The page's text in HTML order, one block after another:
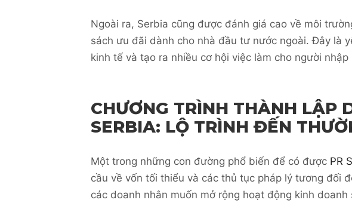
Ngoài ra, Serbia cũng được đánh giá cao về môi
sách ưu đãi dành cho nhà đầu tư nước ngoài. Đây là
kinh tế và tạo ra nhiều cơ hội việc làm cho người nhập
CHƯƠNG TRÌNH THÀNH LẬP
SERBIA: LỘ TRÌNH ĐẾN
Một trong những con đường phổ biến để có được PR
cầu về vốn tối thiểu và các thủ tục pháp lý tương đối
các doanh nhân muốn mở rộng hoạt động kinh